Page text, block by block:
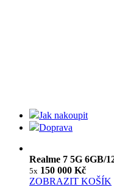
Jak nakoupit
Doprava
Realme 7 5G 6GB/
5x 150 000 Kč
ZOBRAZIT KOŠÍK